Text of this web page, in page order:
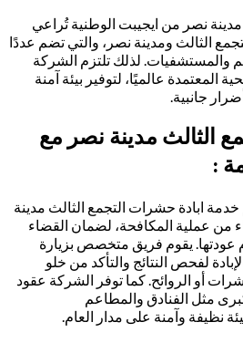
نصر من ايجيبت الوطنية تُراعي
الثالث ومدينة نصر، والتي تضم عددًا
والمستشفيات. لذلك تلتزم الشركة
المعتمدة عالميًا، لتوفير بيئة آمنة
جانبية.
الثالث مدينة نصر مع
:
خدمة ابادة حشرات التجمع الثالث مدينة
من عملية المكافحة، لضمان القضاء
يقوم فريق متخصص بزيارة
لفحص النتائج والتأكد من خلو
أو الروائح. كما توفر الشركة عقود
مثل الفنادق والمطاعم
نظيفة وآمنة على مدار العام.